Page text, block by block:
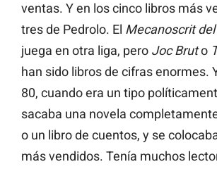
ventas. Y en los cinco libros más
tres de Pedrolo. El Mecanoscrit
juega en otra liga, pero Joc Bruto
han sido libros de cifras enormes.
80, cuando era un tipo
sacaba una novela
o un libro de cuentos, y se
más vendidos. Tenía muchos